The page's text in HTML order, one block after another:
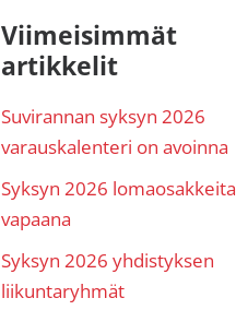
Ensisijainen
sivupalkki
Viimeisimmät
artikkelit
Suvirannan syksyn 2026
varauskalenteri on avoinna
Syksyn 2026 lomaosakkeita
vapaana
Syksyn 2026 yhdistyksen
liikuntaryhmät